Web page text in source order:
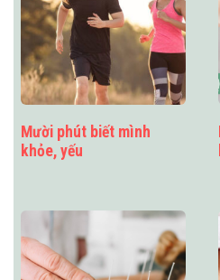
Mười phút biết mình
khỏe, yếu